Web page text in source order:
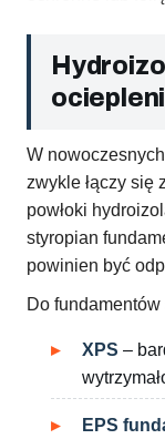
W
zwykle łączy się
powłoki
styropian
powinien być
Do
XPS –
EPS